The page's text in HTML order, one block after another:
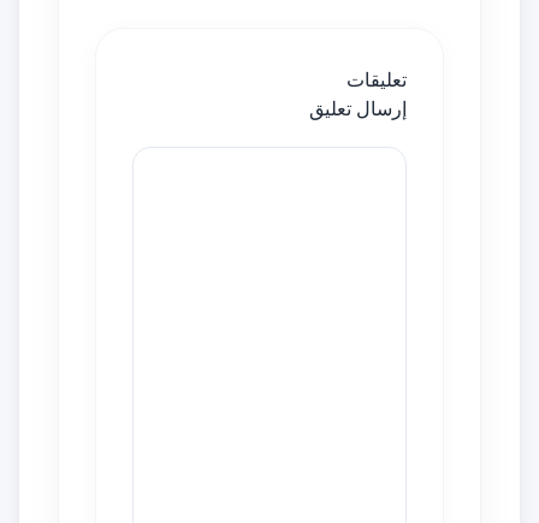
تعليقات
إرسال تعليق